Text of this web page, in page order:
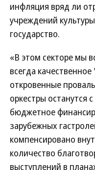
инфляция вряд ли
учреждений
государство.
«В этом секторе мы
всегда
откровенные
оркестры останутся
бюджетное
зарубежных
компенсировано
количество
выступлений в